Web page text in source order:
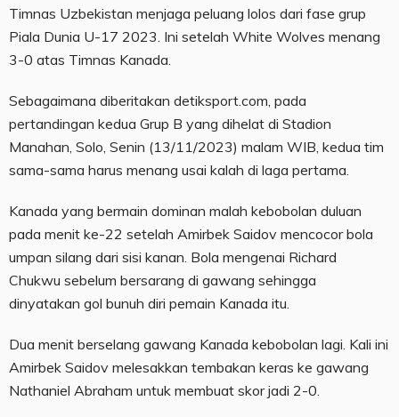
Timnas Uzbekistan menjaga peluang lolos dari fase grup
Piala Dunia U-17 2023. Ini setelah White Wolves menang
3-0 atas Timnas Kanada.
Sebagaimana diberitakan detiksport.com, pada
pertandingan kedua Grup B yang dihelat di Stadion
Manahan, Solo, Senin (13/11/2023) malam WIB, kedua tim
sama-sama harus menang usai kalah di laga pertama.
Kanada yang bermain dominan malah kebobolan duluan
pada menit ke-22 setelah Amirbek Saidov mencocor bola
umpan silang dari sisi kanan. Bola mengenai Richard
Chukwu sebelum bersarang di gawang sehingga
dinyatakan gol bunuh diri pemain Kanada itu.
Dua menit berselang gawang Kanada kebobolan lagi. Kali ini
Amirbek Saidov melesakkan tembakan keras ke gawang
Nathaniel Abraham untuk membuat skor jadi 2-0.